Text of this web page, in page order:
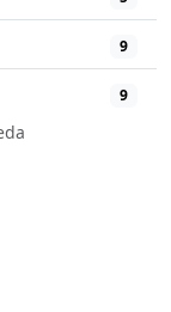
9
9